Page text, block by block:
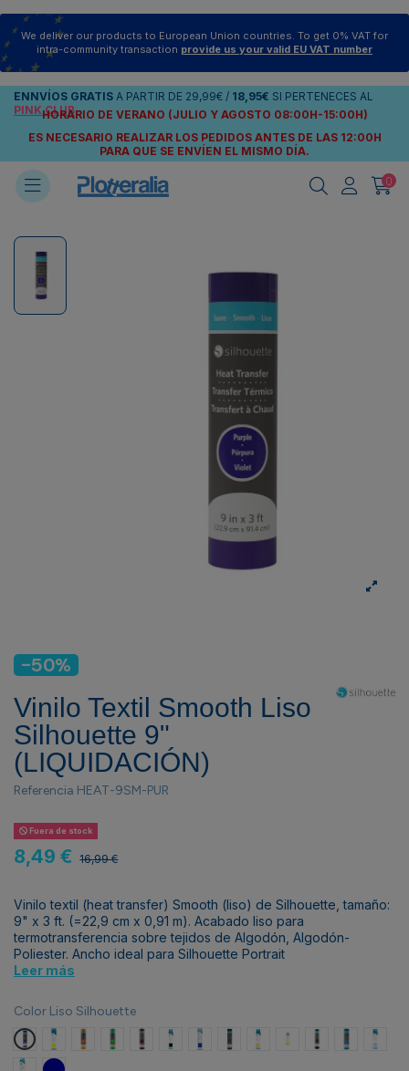
We deliver our products to European Union countries. To get 0% VAT for
intra-community transaction provide us your valid EU VAT number
ENNVÍOS GRATIS A PARTIR DE 29,99€ / 18,95€ SI PERTENECES AL
PINK CLUB
HORARIO DE VERANO (JULIO Y AGOSTO 08:00H-15:00H)
ES NECESARIO REALIZAR LOS PEDIDOS ANTES DE LAS 12:00H
PARA QUE SE ENVÍEN EL MISMO DÍA.
0
-50%
Vinilo Textil Smooth Liso
Silhouette 9"
(LIQUIDACIÓN)
Referencia HEAT-9SM-PUR
Fuera de stock
8,49 € 16,99 €
Vinilo textil (heat transfer) Smooth (liso) de Silhouette, tamaño:
9" x 3 ft. (=22,9 cm x 0,91 m). Acabado liso para
termotransferencia sobre tejidos de Algodón, Algodón-
Poliester. Ancho ideal para Silhouette Portrait
Leer más
Color Liso Silhouette
PúrpuraAmarillo Neón
NaranjaVerde Neón
GranateVerde Oscuro
Azul Oscuro
MarrónCremaAmarillo Limón
Azul Marino
Azul Neón
Azul
Rosa Oscuro
Azul Royal